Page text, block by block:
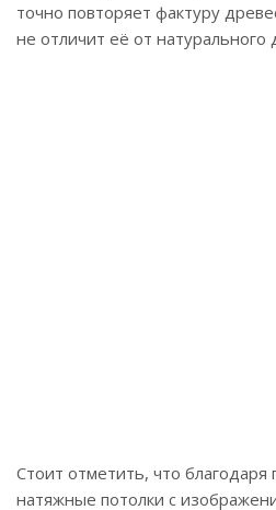
точно повторяет фактуру
не отличит её от натурального
Стоит отметить, что благодаря
натяжные потолки с